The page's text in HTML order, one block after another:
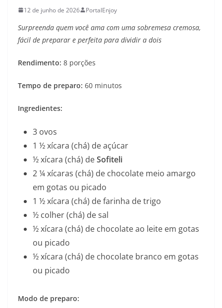
12 de junho de 2026 PortalEnjoy
Surpreenda quem você ama com uma sobremesa cremosa,
fácil de preparar e perfeita para dividir a dois
Rendimento: 8 porções
Tempo de preparo: 60 minutos
Ingredientes:
3 ovos
1 ½ xícara (chá) de açúcar
½ xícara (chá) deSofiteli
2 ¼ xícaras (chá) de chocolate meio amargo
em gotas ou picado
1 ½ xícara (chá) de farinha de trigo
½ colher (chá) de sal
½ xícara (chá) de chocolate ao leite em gotas
ou picado
½ xícara (chá) de chocolate branco em gotas
ou picado
Modo de preparo: